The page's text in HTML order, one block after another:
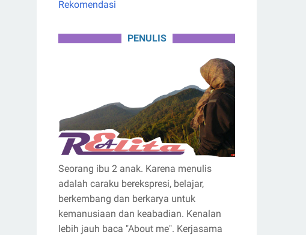
PENULIS
Seorang ibu 2 anak. Karena menulis
adalah caraku berekspresi, belajar,
berkembang dan berkarya untuk
kemanusiaan dan keabadian. Kenalan
lebih jauh baca "About me". Kerjasama